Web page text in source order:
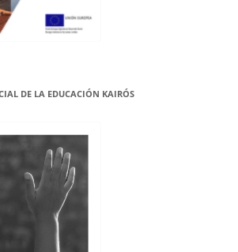
DE LA EDUCACIÓN KAIRÓS